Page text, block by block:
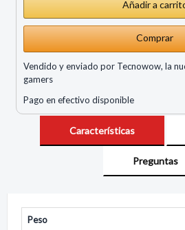
Comprar
Vendido y enviado por Tecnowow, la
gamers
Pago en efectivo disponible
Características
Preguntas
Peso